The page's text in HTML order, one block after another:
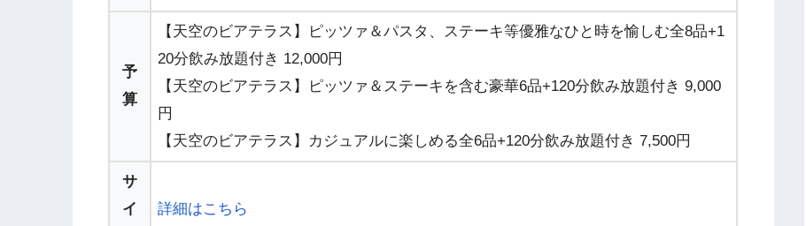
予
算
【天空のビアテラス】ピッツァ＆パスタ、ステーキ等優雅なひと時を愉しむ全8品+1
20分飲み放題付き 12,000円
【天空のビアテラス】ピッツァ＆ステーキを含む豪華6品+120分飲み放題付き 9,000
円
【天空のビアテラス】カジュアルに楽しめる全6品+120分飲み放題付き 7,500円
サ
イ
詳細はこちら